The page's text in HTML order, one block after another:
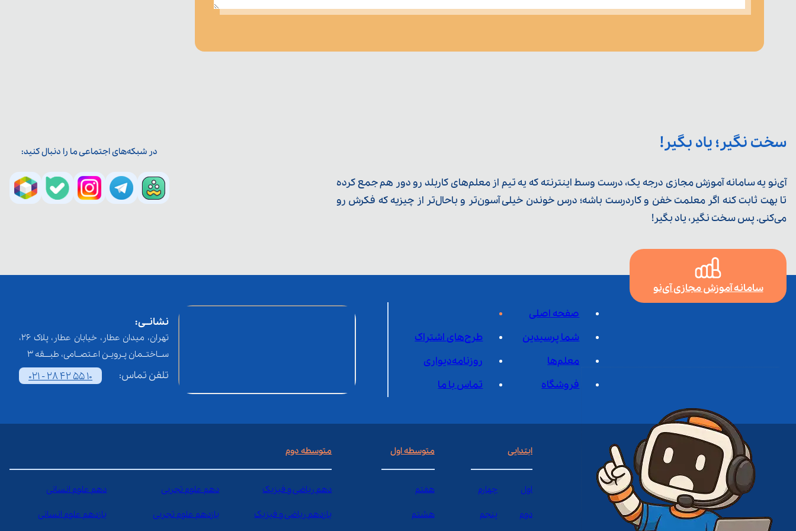
سخت نگیر؛ یاد بگیر!
آی‌نو یه سامانه آموزش مجازی درجه یک، درست وسط اینترنته که یه تیم از معلم‌‌های کاربلد رو دور هم جمع کرده
تا بهت ثابت کنه اگر معلمت خفن و کاردرست باشه؛ درس خوندن خیلی آسون‌تر و باحال‌تر از چیزیه که فکرش رو
می‌کنی. پس سخت نگیر، یاد بگیر!
در شبکه‌های اجتماعی ما را دنبال کنید:
سامانه آموزش مجازی آی‌نو
صفحه اصلی
شما پرسیدین
طرح‌های اشتراک
معلم‌ها
روزنامه‌دیواری
فروشگاه
تماس با ما
نشانــی:
تهران، میدان عطار، خیابان عطار، پلاک 26،
ســاختــمان پـرویـن اعـتصــامی، طبـــقه 3
تلفن تماس: 021 - 28 42 55 10
ابتدایی
اول چهارم
دوم پنجم
متوسطه اول
هفتم
هشتم
متوسطه دوم
دهم ریاضی و فیزیک دهم علوم تجربی دهم علوم انسانی
یازدهم ریاضی و فیزیک یازدهم علوم تجربی یازدهم علوم انسانی